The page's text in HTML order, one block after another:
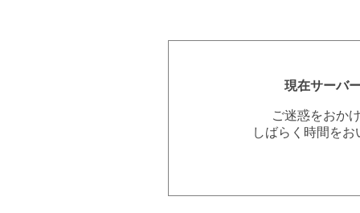
現在サーバ
ご迷惑をおか
しばらく時間を